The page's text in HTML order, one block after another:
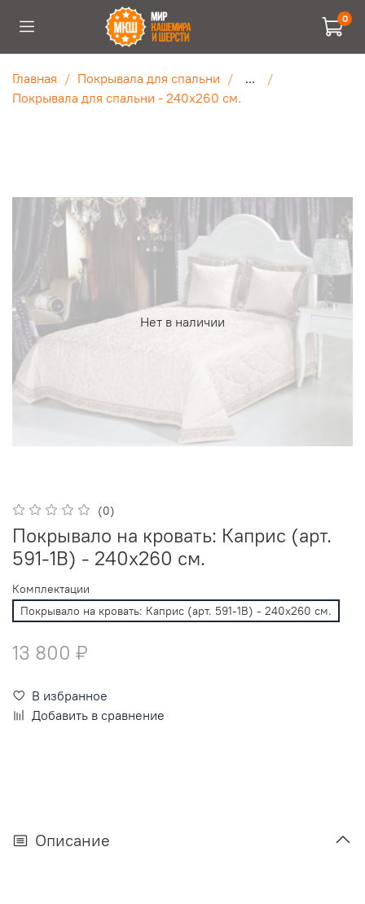
0
Главная Покрывала для спальни
...
Покрывала для спальни - 240х260 см.
Нет в наличии
(0)
Покрывало на кровать: Каприс (арт.
591-1B) - 240x260 см.
Комплектации
Покрывало на кровать: Каприс (арт. 591-1B) - 240x260 см.
13 800 ₽
В избранное
Добавить в сравнение
Описание